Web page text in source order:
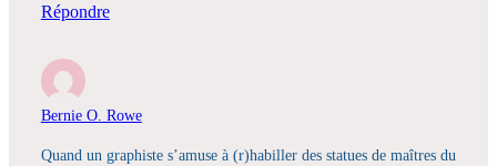
Répondre
Bernie O. Rowe
Quand un graphiste s’amuse à (r)habiller des statues de maîtres du